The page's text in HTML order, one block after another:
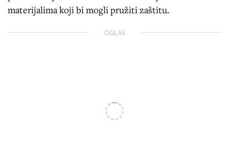
materijalima koji bi mogli pružiti zaštitu.
OGLAS